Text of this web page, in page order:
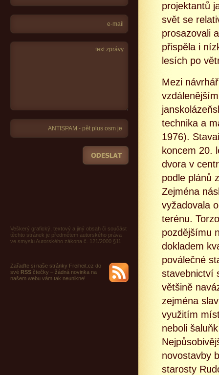
Veškerý grafický, textový a jiný obsah či součást
těchto stránek je předmětem autorského práva
ve smyslu Autorského zákona č. 121/2000 §11.
Zařaďte si naše stránky Freiheit.cz do
své RSS čtečky – žádná novinka na
našem webu vám tak neunikne!
projektantů
svět se
prosazovali
přispěla i
lesích po
Mezi
technika a
1976).
koncem 20.
dvora v
podle plánů
Zejména
vyžadovala
terénu.
pozdějšímu
dokladem
poválečné
stavebnictví
většině
zejména
využitím
neboli
novostavby
starosty